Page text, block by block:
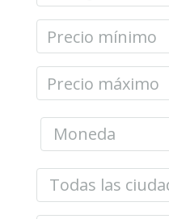
Moneda
Todas las